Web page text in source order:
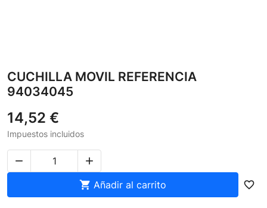
CUCHILLA MOVIL REFERENCIA
94034045
14,52 €
Impuestos incluidos


 Añadir al carrito favorite_border